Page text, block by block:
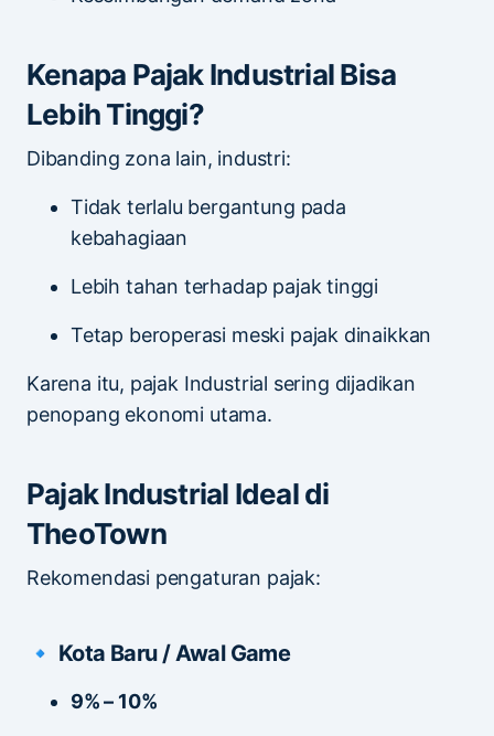
Kenapa Pajak Industrial Bisa
Lebih Tinggi?
Dibanding zona lain, industri:
Tidak terlalu bergantung pada
kebahagiaan
Lebih tahan terhadap pajak tinggi
Tetap beroperasi meski pajak dinaikkan
Karena itu, pajak Industrial sering dijadikan
penopang ekonomi utama.
Pajak Industrial Ideal di
TheoTown
Rekomendasi pengaturan pajak:
🔹 Kota Baru / Awal Game
9% – 10%